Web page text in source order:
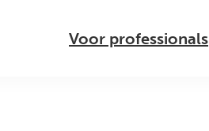
Voor professionals